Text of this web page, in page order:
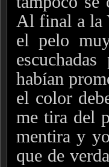
Al final a la
el pelo
habían
el color
me tira del
mentira y
que de